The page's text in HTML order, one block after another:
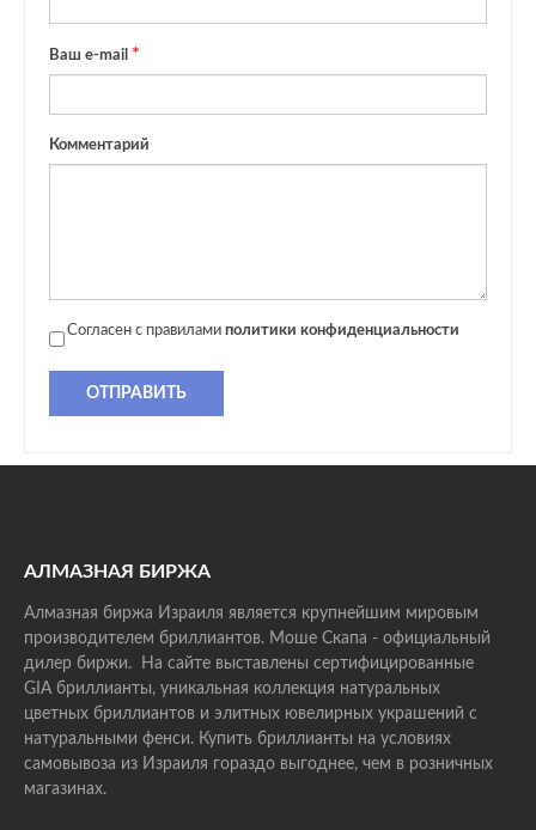
Ваш e-mail
Комментарий
Согласен с правилами политики конфиденциальности
ОТПРАВИТЬ
АЛМАЗНАЯ БИРЖА
Алмазная биржа Израиля является крупнейшим мировым
производителем бриллиантов. Моше Скапа - официальный
дилер биржи. На сайте выставлены сертифицированные
GIA бриллианты, уникальная коллекция натуральных
цветных бриллиантов и элитных ювелирных украшений с
натуральными фенси. Купить бриллианты на условиях
самовывоза из Израиля гораздо выгоднее, чем в розничных
магазинах.